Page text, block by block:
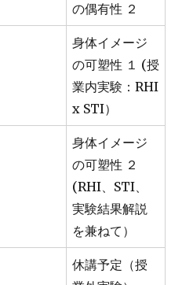
の偶有性 ２
身体イメージ
の可塑性 １ (授
業内実験：RHI
x STI）
身体イメージ
の可塑性 ２
(RHI、STI、
実験結果解説
を兼ねて）
休講予定（授